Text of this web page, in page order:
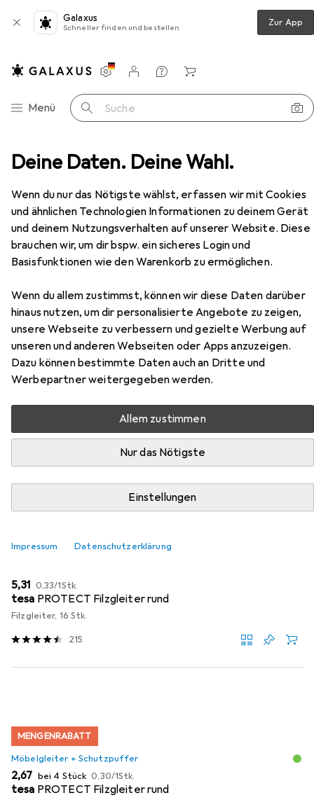
Deine Daten. Deine Wahl.
Wenn du nur das Nötigste wählst, erfassen wir mit Cookies
und ähnlichen Technologien Informationen zu deinem Gerät
und deinem Nutzungsverhalten auf unserer Website. Diese
brauchen wir, um dir bspw. ein sicheres Login und
Basisfunktionen wie den Warenkorb zu ermöglichen.
Wenn du allem zustimmst, können wir diese Daten darüber
hinaus nutzen, um dir personalisierte Angebote zu zeigen,
unsere Webseite zu verbessern und gezielte Werbung auf
unseren und anderen Webseiten oder Apps anzuzeigen.
Dazu können bestimmte Daten auch an Dritte und
Werbepartner weitergegeben werden.
Allem zustimmen
Nur das Nötigste
Einstellungen
Impressum Datenschutzerklärung
Galaxus
Schneller finden und bestellen Zur App
Navigation nach Kategorien
Menü Suche
Einstellungen
Kundenkonto
Vergleichslisten
Merklisten
Warenkorb
Möbel Wohnzimmer Regal VCM Megosa Maxi
EUR
125,–
VCM Megosa Maxi
Zubehör für VCM Megosa Maxi
Hier findest du passendes Zubehör zum Produkt VCM
Megosa Maxi aus der Kategorie Möbelgleiter +
EUR
5,31 EUR
0,33/1Stk.
tesa PROTECT Filzgleiter rund
Filzgleiter, 16 Stk.
215
MENGENRABATT
Möbelgleiter + Schutzpuffer
EUR
2,67 bei 4 Stück EUR
0,30/1Stk.
tesa PROTECT Filzgleiter rund